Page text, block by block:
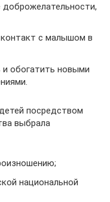
с малышом в
обогатить новыми
посредством
выбрала
национальной